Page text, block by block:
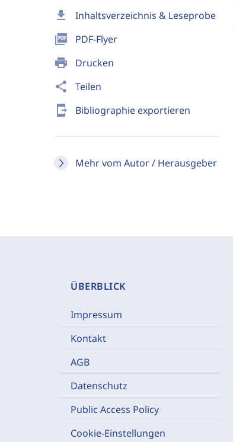
download Inhaltsverzeichnis & Leseprobe
picture_as_pdf PDF-Flyer
print Drucken
share Teilen
send_to_mobile Bibliographie exportieren
Mehr vom Autor / Herausgeber
ÜBERBLICK
Impressum
Kontakt
AGB
Datenschutz
Public Access Policy
Cookie-Einstellungen